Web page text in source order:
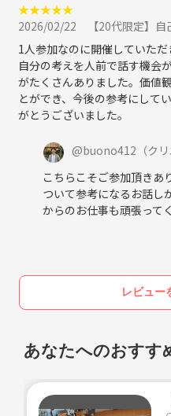
★★★★★
2026/02/22
【20代限定】自己
1人参加なのに開催していた
自分の考えを人前で話す機会
がたくさんありました。価値
とができ、今後の参考にして
がとうございました。
@buono412 （ク
こちらこそご参加頂きあ
ついて参考になるお話し
からのお仕事も頑張って
レビュー
あなたへのおすす